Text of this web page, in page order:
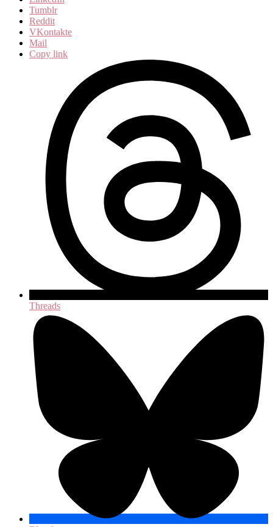
Tumblr
Reddit
VKontakte
Mail
Copy link
Threads